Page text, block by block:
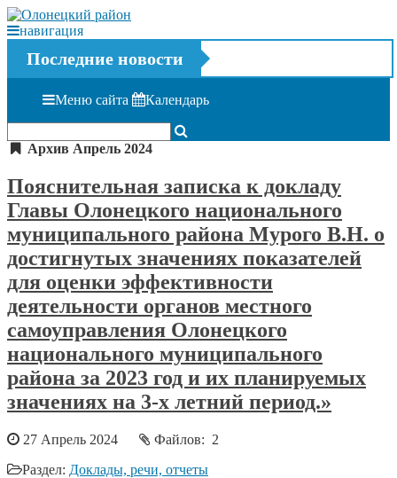
навигация
Последние новости
Меню сайта Календарь
Архив Апрель 2024
Пояснительная записка к докладу
Главы Олонецкого национального
муниципального района Мурого В.Н. о
достигнутых значениях показателей
для оценки эффективности
деятельности органов местного
самоуправления Олонецкого
национального муниципального
района за 2023 год и их планируемых
значениях на 3-х летний период.»
27 Апрель 2024
Файлов: 2
Раздел: Доклады, речи, отчеты